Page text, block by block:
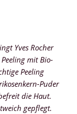
Yves Rocher
mit Bio-
Peeling
Puder
die Haut.
gepflegt.